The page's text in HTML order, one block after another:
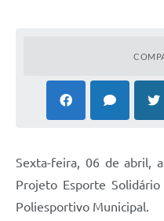
Sexta-feira, 06 de abril,
Projeto Esporte
Poliesportivo Municipal.